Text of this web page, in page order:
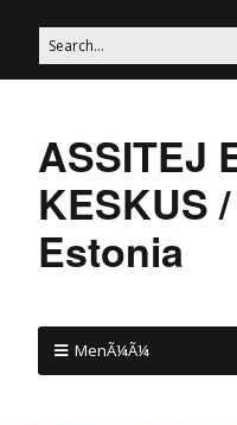
ASSITEJ
KESKUS
Estonia
MenÃ¼Ã¼